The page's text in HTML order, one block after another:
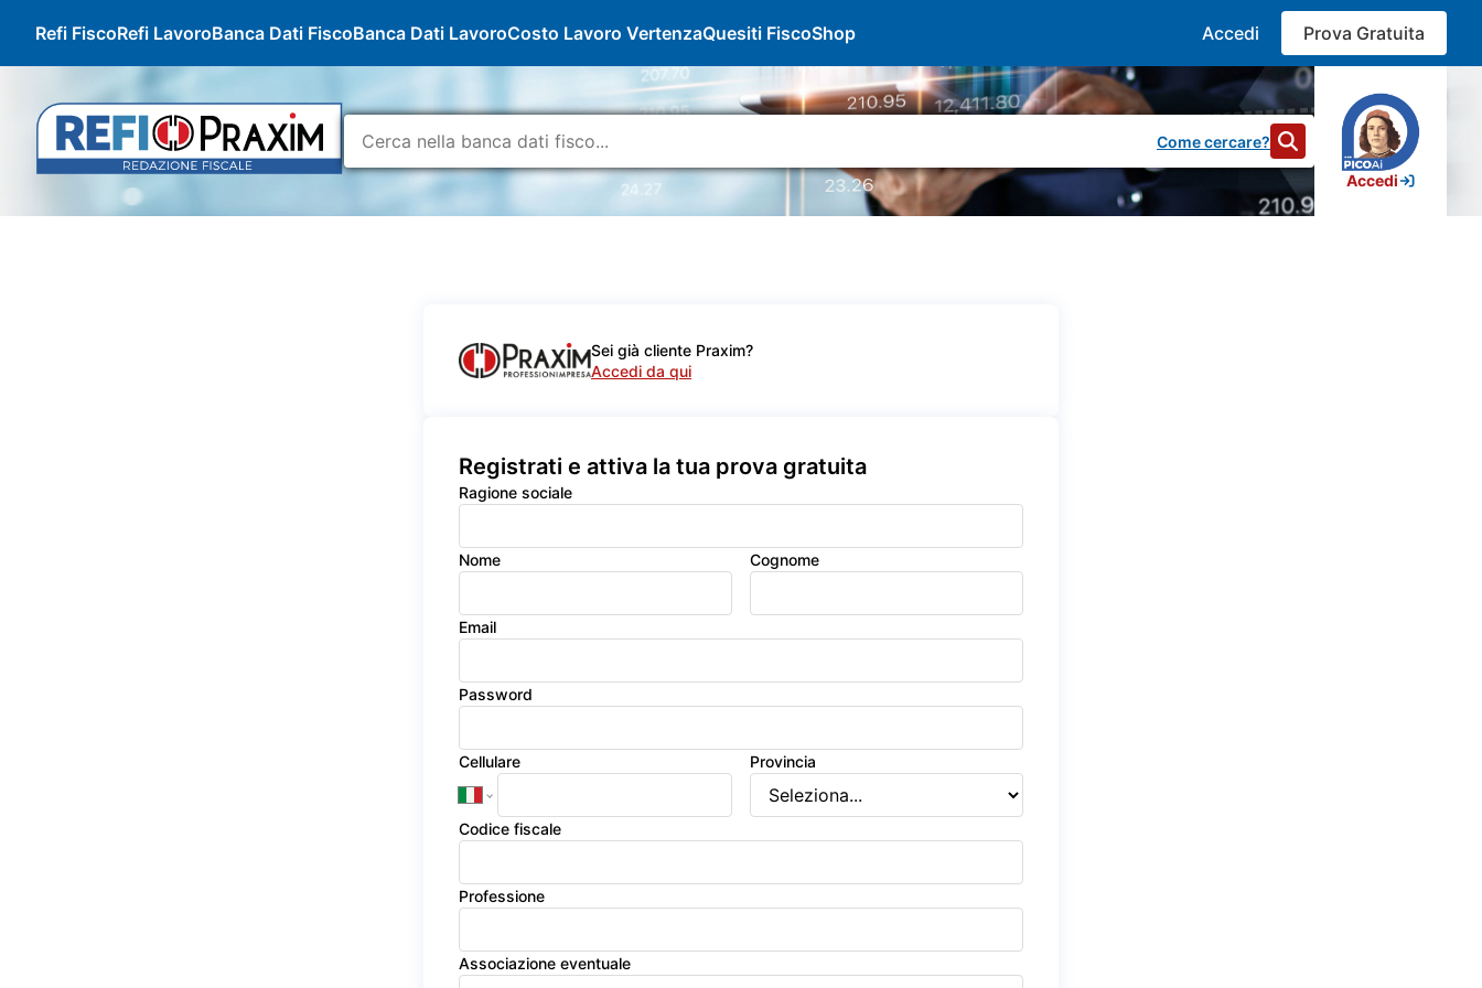
Refi FiscoRefi LavoroBanca Dati FiscoBanca Dati LavoroCosto Lavoro VertenzaQuesiti FiscoShop Accedi Prova Gratuita
Come cercare?
Accedi
Sei già cliente Praxim?
Accedi da qui
Registrati e attiva la tua prova gratuita
Ragione sociale
Nome Cognome
Email
Password
Cellulare Provincia
Codice fiscale
Professione
Associazione eventuale